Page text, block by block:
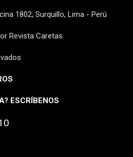
1802, Surquillo, Lima - Perú
Revista Caretas
ESCRÍBENOS